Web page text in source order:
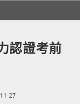
認證考前
27